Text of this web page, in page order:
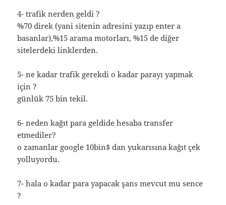
4- trafik nerden geldi ?
%70 direk (yani sitenin adresini yazıp enter a
basanlar),%15 arama motorları, %15 de diğer
sitelerdeki linklerden.
5- ne kadar trafik gerekdi o kadar parayı yapmak
için ?
günlük 75 bin tekil.
6- neden kağıt para geldide hesaba transfer
etmediler?
o zamanlar google 10bin$ dan yukarısına kağıt çek
yolluyordu.
7- hala o kadar para yapacak şans mevcut mu sence
?